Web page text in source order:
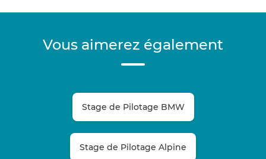
Vous aimerez également
Stage de Pilotage BMW
Stage de Pilotage Alpine